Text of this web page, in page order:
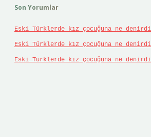
Son Yorumlar
Eski Türklerde kız çocuğuna ne
Eski Türklerde kız çocuğuna ne
Eski Türklerde kız çocuğuna ne